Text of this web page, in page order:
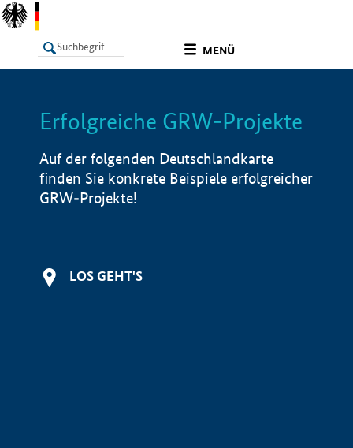
MENÜ
LISTE Info
Erfolgreiche GRW-Projekte
Auf der folgenden Deutschlandkarte
finden Sie konkrete Beispiele erfolgreicher
GRW-Projekte!
LOS GEHT'S